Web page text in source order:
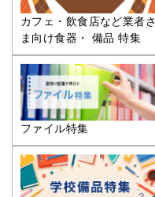
カフェ・飲食店など業者さ
ま向け食器・ 備品 特集
ファイル特集